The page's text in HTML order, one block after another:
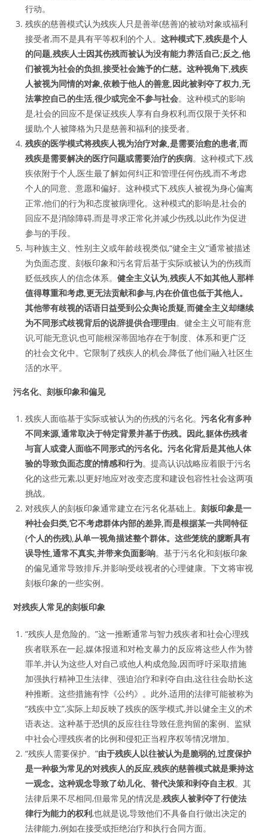
行动。
残疾的慈善模式认为残疾人只是善举(慈善)的被动对象或福利
接受者,而不是具有平等权利的个人。这种模式下,残疾是个人
的问题,残疾人士因其伤残而被认为没有能力养活自己;反之,他
们被视为社会的负担,接受社会施予的仁慈。这种视角下,残疾
人被视为同情的对象,依赖于他人的善意,因此被剥夺了权力,无
法掌控自己的生活,很少或完全不参与社会。这种模式的影响
是,社会的回应不是保证残疾人享有自身权利,而仅限于关怀和
援助,个人被降格为只是慈善和福利的接受者。
残疾的医学模式将残疾人视为治疗对象,是需要治愈的患者,而
残疾是需要解决的医疗问题或需要治疗的疾病。这种模式下,残
疾依附于个人,医生最了解如何纠正和管理任何伤残,而不考虑
个人的同意、意愿和偏好。这种模式下,残疾人被视为身心偏离
正常,他们的行为和态度被病理化。这种模式的影响是,社会的
回应不是消除障碍,而是寻求正常化并减少伤残,以此作为促进
参与的手段。
与种族主义、性别主义或年龄歧视类似,“健全主义”通常被描述
为负面态度、刻板印象和污名背后基于实际或被认为的伤残而
贬低残疾人的信念体系。健全主义认为,残疾人不如其他人那样
值得尊重和考虑,更无法贡献和参与,内在价值也低于其他人。
其他带有歧视的话语日益受到公众舆论质疑,而健全主义却继续
为不同形式歧视背后的说辞提供合理理由。健全主义可能有意
识,可能无意识,也可能根深蒂固地存在于制度、体系和更广泛
的社会文化中。它限制了残疾人的机会,降低了他们融入社区生
活的水平。
污名化、刻板印象和偏见
残疾人面临基于实际或被认为的伤残的污名化。污名化有多种
不同来源,通常取决于特定背景并基于伤残。因此,躯体伤残者
与盲人或聋人面临不同形式的污名化。污名化背后是其他人体
验的导致负面态度的情感和行为。提高认识战略应着眼于污名
化的这些元素,以更好地应对改变态度和建设包容性社会这两项
挑战。
对残疾人的刻板印象通常建立在污名化基础上。刻板印象是一
种社会归类,它不考虑群体内部的差异,而是根据某一共同特征
(个人的伤残),从单一视角描述整个群体。这些笼统的臆断具有
误导性,通常不真实,并带来负面影响。基于污名化和刻板印象
的偏见通常导致排斥,并影响受歧视者的心理健康。下文将审视
刻板印象的一些实例。
对残疾人常见的刻板印象
“残疾人是危险的。”这一推断通常与智力残疾者和社会心理残
疾者联系在一起,媒体报道和对枪支暴力的反应将这些人作为替
罪羊,并认为这些人对自己或他人构成危险,因而呼吁采取措施
加强执行精神卫生法律、强迫治疗和剥夺自由,这往往会助长这
种推断。这些措施有悖《公约》。此外,适用的法律可能被称为
“残疾中立”,实际上却反映了残疾的医学模式,并以健全主义的术
语表达。这种基于恐惧的反应往往导致任意拘留的案例、监狱
中社会心理残疾者的比例和侵犯正当程序权等情况增加。
“残疾人需要保护。”由于残疾人以往被认为是脆弱的,过度保护
是一种极为常见的对残疾人的反应,残疾的慈善模式就是秉持这
一观念。这种观念导致了幼儿化、替代决策和剥夺自主权。其
法律后果不尽相同,但最常见的情况是,残疾人被剥夺了行使法
律行为能力的权利,也就是说,导致他们不具备自行做出决定的
法律能力,例如在接受或拒绝治疗和执行合同方面。